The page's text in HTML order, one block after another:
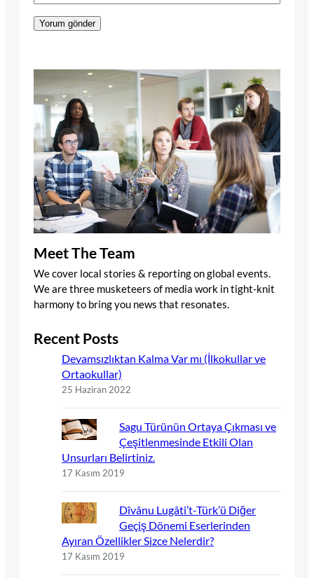
Meet The Team
We cover local stories & reporting on global events.
We are three musketeers of media work in tight-knit
harmony to bring you news that resonates.
Recent Posts
Devamsızlıktan Kalma Var mı (İlkokullar ve
Ortaokullar)
25 Haziran 2022
Sagu Türünün Ortaya Çıkması ve
Çeşitlenmesinde Etkili Olan
Unsurları Belirtiniz.
17 Kasım 2019
Dîvânu Lugâti’t-Türk’ü Diğer
Geçiş Dönemi Eserlerinden
Ayıran Özellikler Sizce Nelerdir?
17 Kasım 2019